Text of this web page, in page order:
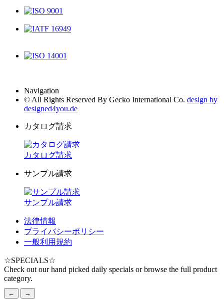
Navigation
© All Rights Reserved By Gecko International Co. design by
designed4you.de
カタログ請求
カタログ請求
サンプル請求
サンプル請求
法律情報
プライバシーポリシー
一般利用規約
☆SPECIALS☆
Check out our hand picked daily specials or browse the full product
category.
← →